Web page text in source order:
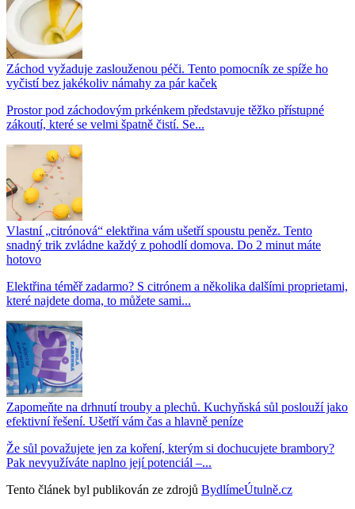
Záchod vyžaduje zaslouženou péči. Tento pomocník ze spíže ho
vyčistí bez jakékoliv námahy za pár kaček
Prostor pod záchodovým prkénkem představuje těžko přístupné
zákoutí, které se velmi špatně čistí. Se...
Vlastní „citrónová“ elektřina vám ušetří spoustu peněz. Tento
snadný trik zvládne každý z pohodlí domova. Do 2 minut máte
hotovo
Elektřina téměř zadarmo? S citrónem a několika dalšími proprietami,
které najdete doma, to můžete sami...
Zapomeňte na drhnutí trouby a plechů. Kuchyňská sůl poslouží jako
efektivní řešení. Ušetří vám čas a hlavně peníze
Že sůl považujete jen za koření, kterým si dochucujete brambory?
Pak nevyužíváte naplno její potenciál –...
Tento článek byl publikován ze zdrojů BydlímeÚtulně.cz